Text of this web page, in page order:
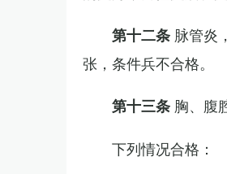
第十二条 脉管炎
张，条件兵不合格。
第十三条 胸、腹
下列情况合格：